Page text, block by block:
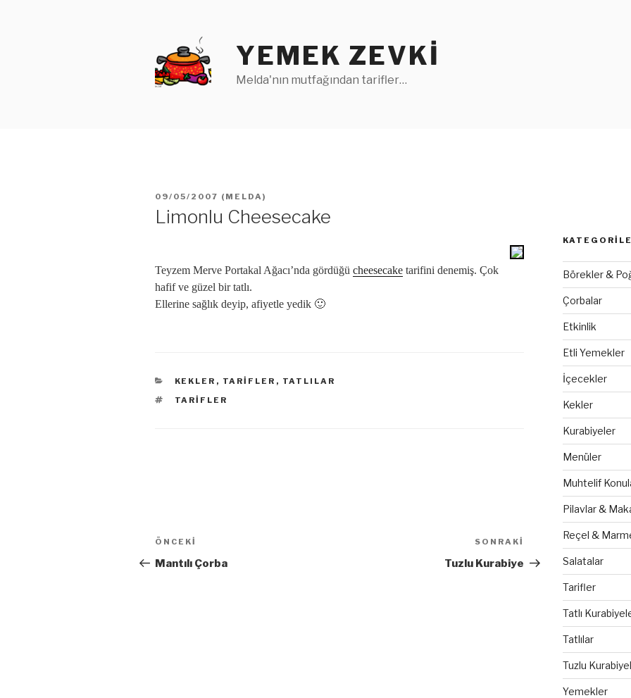
YEMEK ZEVKI
Melda'nın mutfağından tarifler…
YAYIM
TARIHI
09/05/2007 ( MELDA)
Limonlu Cheesecake
Teyzem Merve Portakal Ağacı’nda gördüğü cheesecake tarifini denemiş. Çok
hafif ve güzel bir tatlı.
Ellerine sağlık deyip, afiyetle yedik 🙂
KATEGORILER
KEKLER , TARIFLER , TATLILAR
ETIKETLER
TARIFLER
Yazı
dolaşımı
Önceki
Yazı
ÖNCEKI
Mantılı Çorba
Yazı
SONRAKI
Tuzlu Kurabiye
Börekler &
Çorbalar
Etkinlik
Etli Yemekler
İçecekler
Kekler
Kurabiyeler
Menüler
Muhtelif
Pilavlar &
Reçel &
Salatalar
Tarifler
Tatlı
Tatlılar
Tuzlu
Yemekler